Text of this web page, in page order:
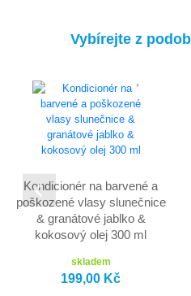
Vybírejte z
Kondicionér na barvené a
poškozené vlasy slunečnice
& granátové jablko &
kokosový olej 300 ml
skladem
199,00 Kč